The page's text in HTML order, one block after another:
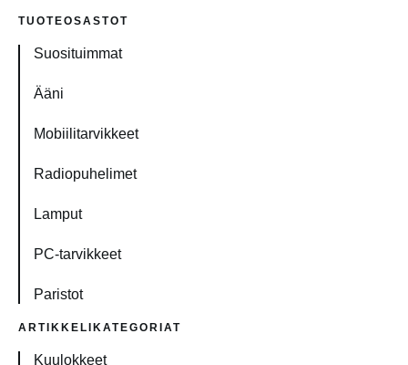
TUOTEOSASTOT
Suosituimmat
Ääni
Mobiilitarvikkeet
Radiopuhelimet
Lamput
PC-tarvikkeet
Paristot
ARTIKKELIKATEGORIAT
Kuulokkeet